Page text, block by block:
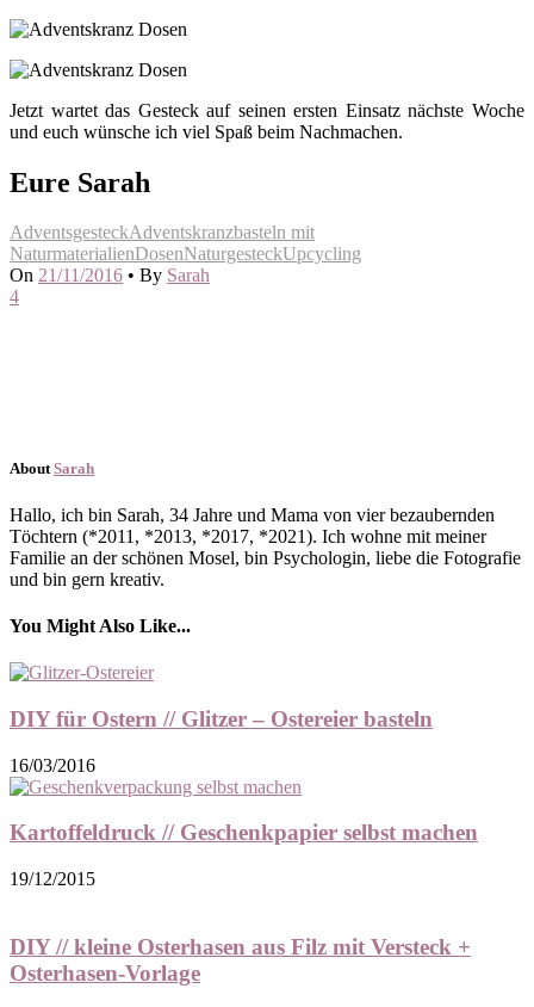
Jetzt wartet das Gesteck auf seinen ersten Einsatz nächste Woche
und euch wünsche ich viel Spaß beim Nachmachen.
Eure Sarah
AdventsgesteckAdventskranzbasteln mit
NaturmaterialienDosenNaturgesteckUpcycling
On 21/11/2016 • By Sarah
4
About Sarah
Hallo, ich bin Sarah, 34 Jahre und Mama von vier bezaubernden
Töchtern (*2011, *2013, *2017, *2021). Ich wohne mit meiner
Familie an der schönen Mosel, bin Psychologin, liebe die Fotografie
und bin gern kreativ.
You Might Also Like...
DIY für Ostern // Glitzer – Ostereier basteln
16/03/2016
Kartoffeldruck // Geschenkpapier selbst machen
19/12/2015
DIY // kleine Osterhasen aus Filz mit Versteck +
Osterhasen-Vorlage